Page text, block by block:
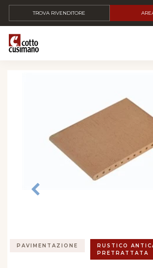
TROVA RIVENDITORE
PAVIMENTAZIONE
RUSTICO
PRETRATTATA